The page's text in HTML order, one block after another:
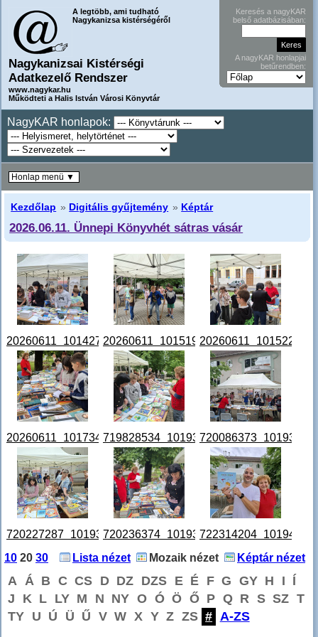
A legtöbb, ami tudható
Nagykanizsa kistérségéről
Nagykanizsai Kistérségi
Adatkezelő Rendszer
www.nagykar.hu
Működteti a Halis István Városi Könyvtár
Keresés a nagyKAR
belső adatbázisában:
A nagyKAR honlapjai
betűrendben:
NagyKAR honlapok:
Kezdőlap » Digitális gyűjtemény » Képtár
2026.06.11. Ünnepi Könyvhét sátras vásár
20260611_101427.jpg20260611_101519.jpg20260611_101522.jpg
20260611_101734.jpg
10 20 30 Lista nézet Mozaik nézet Képtár nézet
A Á B C CS D DZ DZS E É F G GY H I Í
J
K L LY M N NY O Ó Ö Ő P Q R S SZ T
TY U Ú Ü Ű V W X Y Z ZS # A-ZS
Honlap menü ▼